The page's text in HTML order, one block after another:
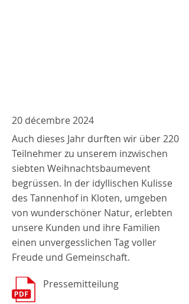
20 décembre 2024
Auch dieses Jahr durften wir über 220
Teilnehmer zu unserem inzwischen
siebten Weihnachtsbaumevent
begrüssen. In der idyllischen Kulisse
des Tannenhof in Kloten, umgeben
von wunderschöner Natur, erlebten
unsere Kunden und ihre Familien
einen unvergesslichen Tag voller
Freude und Gemeinschaft.
Pressemitteilung